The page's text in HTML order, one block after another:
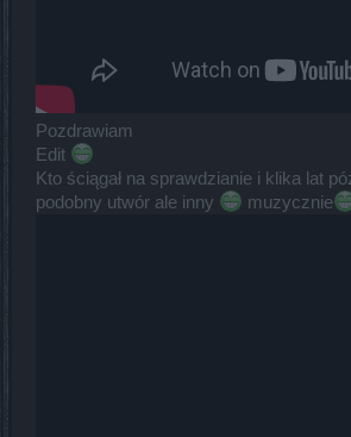
Pozdrawiam
Edit
Kto ściągał na sprawdzianie i klika lat
podobny utwór ale inny
muzycznie